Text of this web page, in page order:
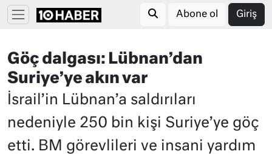
Abone ol Giriş
Göç dalgası: Lübnan’dan
Suriye’ye akın var
İsrail’in Lübnan’a saldırıları
nedeniyle 250 bin kişi Suriye’ye göç
etti. BM görevlileri ve insani yardım